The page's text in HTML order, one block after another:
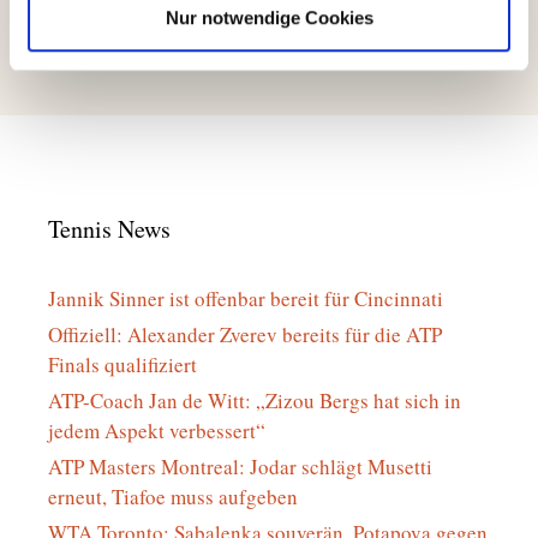
Nur notwendige Cookies
Jetzt zum Wintertraining des TCP anmelden…!
Tennis News
Jannik Sinner ist offenbar bereit für Cincinnati
Offiziell: Alexander Zverev bereits für die ATP
Finals qualifiziert
ATP-Coach Jan de Witt: „Zizou Bergs hat sich in
jedem Aspekt verbessert“
ATP Masters Montreal: Jodar schlägt Musetti
erneut, Tiafoe muss aufgeben
WTA Toronto: Sabalenka souverän, Potapova gegen